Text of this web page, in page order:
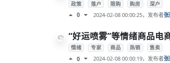
政策 落户 限购 购房 深户
0 2024-02-08 00:00:25，发布者
“好运喷雾”等情绪商品电
情绪 专家 商品 热销 售卖
0 2024-02-08 00:00:19，发布者